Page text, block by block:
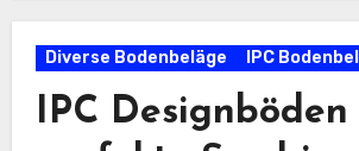
Diverse Bodenbeläge IPC
IPC Designböden